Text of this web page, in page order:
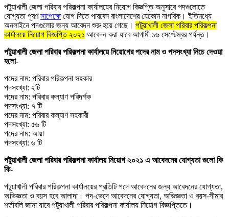
পটুয়াখালী জেলা পরিবার পরিকল্পনা কার্যালয়ের নিয়োগ বিজ্ঞপ্তি অনুসারে পদগুলোতে
যোগ্যতা পূরণসাপেক্ষেযোগ দিতে পারবেন বাংলাদেশের যেকোন নাগরিক। ইতিমধ্যে
অনলাইনে পদগুলোর জন্য আবেদন শুরু হয়ে গেছে। পটুয়াখালী জেলা পরিবার পরিকল্পনা
কার্যালয়ে নিয়োগ বিজ্ঞপ্তি ২০২১ আবেদন করা যাবে আগামী ১৬ সেপ্টেম্বর পর্যন্ত।
পটুয়াখালী জেলা পরিবার পরিকল্পনা কার্যালয়ে নিয়োগের পদের নাম ও পদসংখ্যা নিচে দেওয়া
হলো-
পদের নাম: পরিবার পরিকল্পনা সহকার
পদসংখ্যা: ২টি
পদের নাম: পরিবার কল্যাণ পরিদর্শক
পদসংখ্যা: ৭ টি
পদের নাম: পরিবার কল্যাণ সহকারী
পদসংখ্যা: ৫৬ টি
পদের নাম: আয়া
পদসংখ্যা: ৬ টি
পটুয়াখালী জেলা পরিবার পরিকল্পনা কার্যালয় নিয়োগ ২০২১ এ আবেদনের যোগ্যতা গুলো কি
কি-
পটুয়াখালী পরিবার পরিকল্পনা কার্যালয়ের প্রতিটি পদে আবেদনের জন্য আবেদনের যোগ্যতা,
অভিজ্ঞতা ও বয়স হবে আলাদা। পদ-ভেদে আবেদনের যোগ্যতা, অভিজ্ঞতা ও বয়স-সীমার
শর্তাবলি জানা যাবে পটুয়াখালী পরিবার পরিকল্পনা কার্যালয় নিয়োগ বিজ্ঞপ্তিতে।